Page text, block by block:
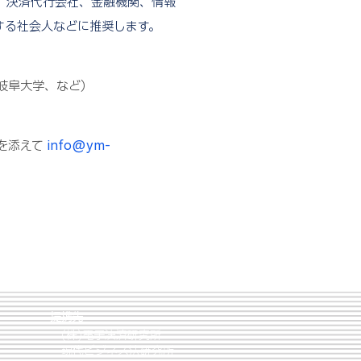
社会人などに推奨します。
大学、など）
添えて info@ym-
提携先
(株)電子決済研究所
現代ビジネス法研究所